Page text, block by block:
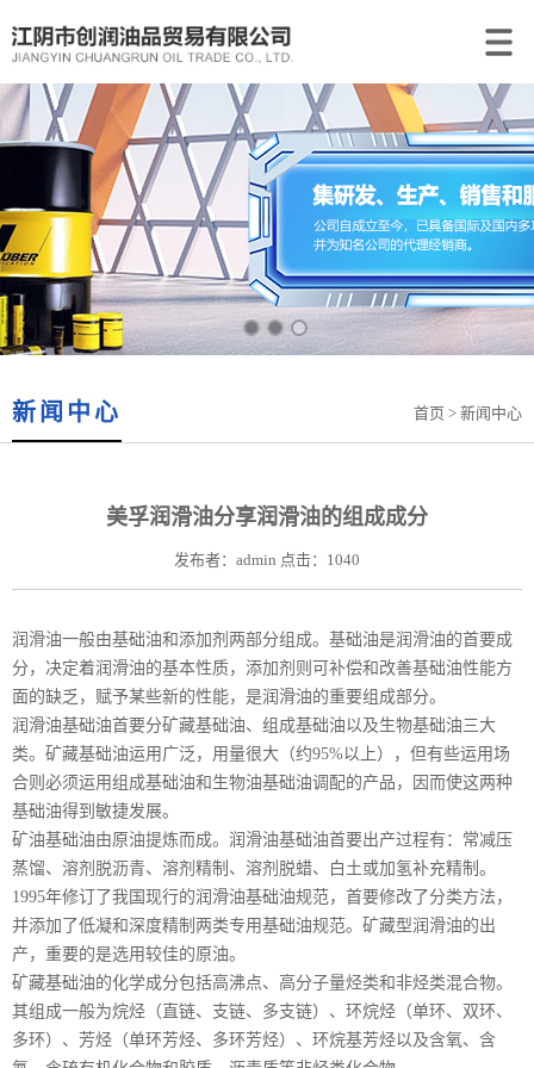
新闻中心 首页 > 新闻中心
美孚润滑油分享润滑油的组成成分
发布者：admin 点击：1040
润滑油一般由基础油和添加剂两部分组成。基础油是润滑油的首要成
分，决定着润滑油的基本性质，添加剂则可补偿和改善基础油性能方
面的缺乏，赋予某些新的性能，是润滑油的重要组成部分。
润滑油基础油首要分矿藏基础油、组成基础油以及生物基础油三大
类。矿藏基础油运用广泛，用量很大（约95%以上），但有些运用场
合则必须运用组成基础油和生物油基础油调配的产品，因而使这两种
基础油得到敏捷发展。
矿油基础油由原油提炼而成。润滑油基础油首要出产过程有：常减压
蒸馏、溶剂脱沥青、溶剂精制、溶剂脱蜡、白土或加氢补充精制。
1995年修订了我国现行的润滑油基础油规范，首要修改了分类方法，
并添加了低凝和深度精制两类专用基础油规范。矿藏型润滑油的出
产，重要的是选用较佳的原油。
矿藏基础油的化学成分包括高沸点、高分子量烃类和非烃类混合物。
其组成一般为烷烃（直链、支链、多支链）、环烷烃（单环、双环、
多环）、芳烃（单环芳烃、多环芳烃）、环烷基芳烃以及含氧、含